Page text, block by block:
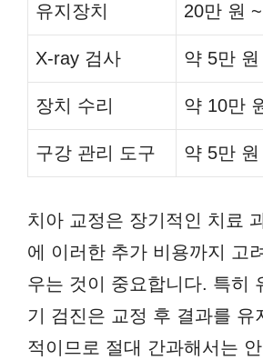
유지장치 20만 원
X-ray 검사 약 5만
장치 수리 약 10만
구강 관리 도구 약 5만
치아 교정은 장기적인 치료
에 이러한 추가 비용까지 고
우는 것이 중요합니다. 특히
기 검진은 교정 후 결과를 유
적이므로 절대 간과해서는